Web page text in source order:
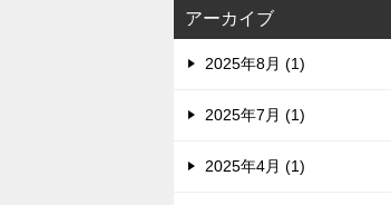
アーカイブ
2025年8月 (1)
2025年7月 (1)
2025年4月 (1)